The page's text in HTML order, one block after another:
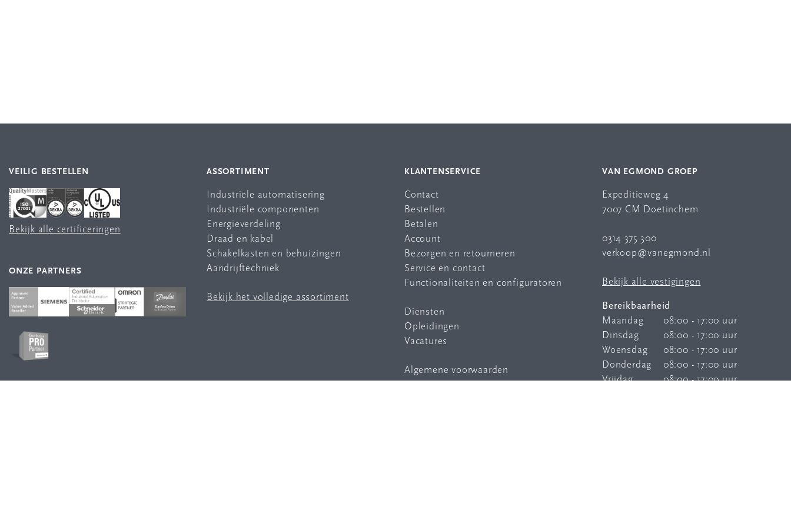
VEILIG BESTELLEN
Bekijk alle certificeringen
ONZE PARTNERS
ASSORTIMENT
Industriële automatisering
Industriële componenten
Energieverdeling
Draad en kabel
Schakelkasten en behuizingen
Aandrijftechniek
Bekijk het volledige assortiment
KLANTENSERVICE
Contact
Bestellen
Betalen
Account
Bezorgen en retourneren
Service en contact
Functionaliteiten en configuratoren
Diensten
Opleidingen
Vacatures
Algemene voorwaarden
VAN EGMOND GROEP
Expeditieweg 4
7007 CM Doetinchem
0314 375 300
verkoop@vanegmond.nl
Bekijk alle vestigingen
Bereikbaarheid
Maandag
08:00 - 17:00 uur
Dinsdag
08:00 - 17:00 uur
Woensdag
08:00 - 17:00 uur
Donderdag
08:00 - 17:00 uur
Vrijdag
08:00 - 17:00 uur